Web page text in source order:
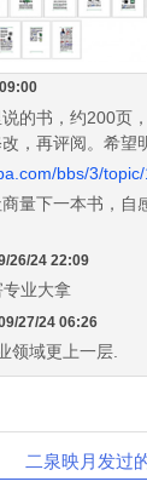
的书，约200页
，再评阅。希望
bbs/3/
量下一本书，自
26/24 22:09
业大拿
27/24 06:26
领域更上一层.
二泉映月发过